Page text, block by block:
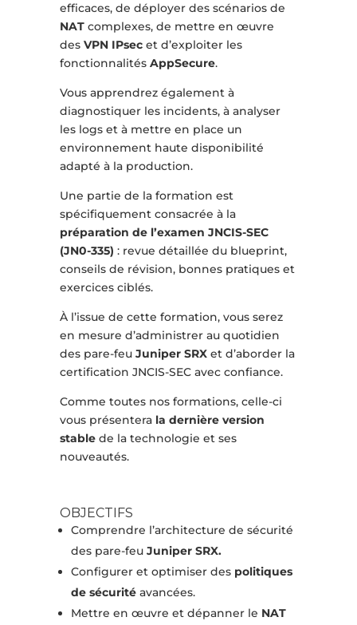
efficaces, de déployer des scénarios de
NATcomplexes, de mettre en œuvre
des VPN IPsecet d’exploiter les
fonctionnalités AppSecure.
Vous apprendrez également à
diagnostiquer les incidents, à analyser
les logs et à mettre en place un
environnement haute disponibilité
adapté à la production.
Une partie de la formation est
spécifiquement consacrée à la
préparation de l’examen JNCIS-SEC
(JN0-335) : revue détaillée du blueprint,
conseils de révision, bonnes pratiques et
exercices ciblés.
À l’issue de cette formation, vous serez
en mesure d’administrer au quotidien
des pare-feu Juniper SRXet d’aborder la
certification JNCIS-SEC avec confiance.
Comme toutes nos formations, celle-ci
vous présentera la dernière version
stablede la technologie et ses
nouveautés.
OBJECTIFS
Comprendre l’architecture de sécurité
des pare-feu Juniper SRX.
Configurer et optimiser des politiques
de sécuritéavancées.
Mettre en œuvre et dépanner le NAT